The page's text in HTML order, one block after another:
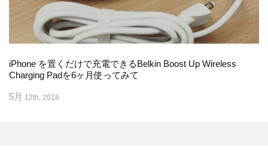
iPhone を置くだけで充電できるBelkin Boost Up Wireless
Charging Padを6ヶ月使ってみて
5月 12th, 2018